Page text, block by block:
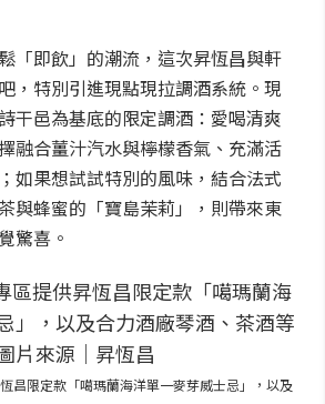
「即飲」的潮流，這次昇恆昌與軒
，特別引進現點現拉調酒系統。現
干邑為基底的限定調酒：愛喝清爽
融合薑汁汽水與檸檬香氣、充滿活
如果想試試特別的風味，結合法式
與蜂蜜的「寶島茉莉」，則帶來東
驚喜。
昌限定款「噶瑪蘭海洋單一麥芽威士忌」，以及